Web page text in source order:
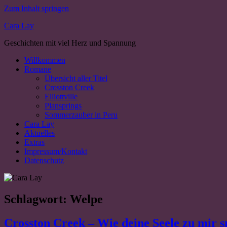
Zum Inhalt springen
Cara Lay
Geschichten mit viel Herz und Spannung
Willkommen
Romane
Übersicht aller Titel
Crosston Creek
Elliottville
Plansprings
Sommerzauber in Peru
Cara Lay
Aktuelles
Extras
Impressum/Kontakt
Datenschutz
Schlagwort: Welpe
Crosston Creek – Wie deine Seele zu mir